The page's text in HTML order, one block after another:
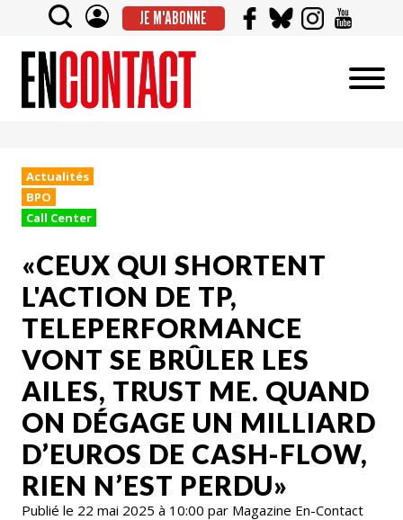
JE M'ABONNE
Actualités
BPO
Call Center
«CEUX QUI SHORTENT
L'ACTION DE TP,
TELEPERFORMANCE
VONT SE BRÛLER LES
AILES, TRUST ME. QUAND
ON DÉGAGE UN MILLIARD
D’EUROS DE CASH-FLOW,
RIEN N’EST PERDU»
Publié le 22 mai 2025 à 10:00 par Magazine En-Contact